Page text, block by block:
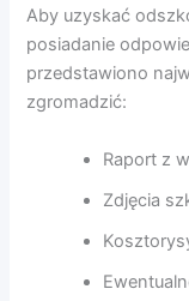
Aby uzyskać
posiadanie
przedstawiono
zgromadzić:
Raport z
Zdjęcia